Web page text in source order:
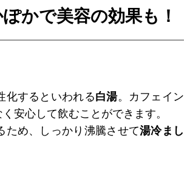
かで美容の効果も！
化するといわれる白湯。カフェイン
安心して飲むことができます。
ため、しっかり沸騰させて湯冷まし